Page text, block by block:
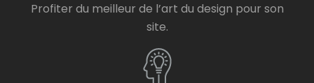
Profiter du meilleur de l’art du design pour son
site.